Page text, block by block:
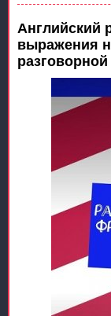
Английский
выражения
разговорной